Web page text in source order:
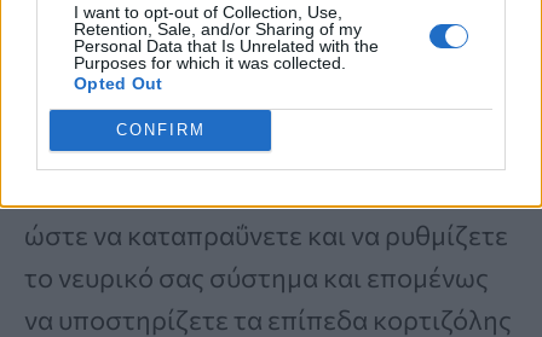
I want to opt-out of Collection, Use,
Retention, Sale, and/or Sharing of my
Personal Data that Is Unrelated with the
Purposes for which it was collected.
Opted Out
CONFIRM
ετοιμαστείτε για την ημέρα και να
ανοίξετε το τηλέφωνο και τις
εφαρμογές σας30 λεπτά μετά το
ξύπνημα. Ιδανικά, το καλύτερο είναι να
ώστε να καταπραΰνετε και να ρυθμίζετε
το νευρικό σας σύστημα και επομένως
να υποστηρίζετε τα επίπεδα κορτιζόλης